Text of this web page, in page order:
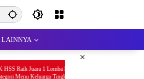
LAINNYA
×
1 Lomba Masak Serba
Tingkat Kalsel